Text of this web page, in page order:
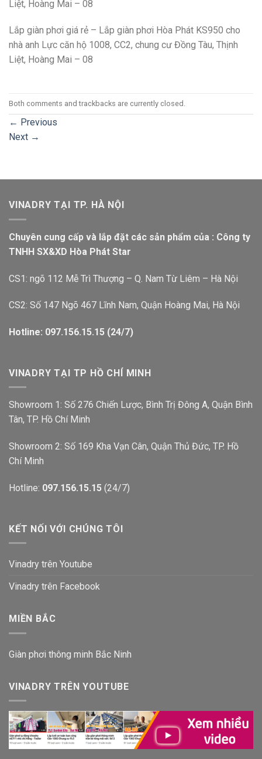
Liệt, Hoàng Mai – 08
Lắp giàn phơi giá rẻ – Lắp giàn phơi Hòa Phát KS950 cho
nhà anh Lực căn hộ 1008, CC2, chung cư Đồng Tàu, Thịnh
Liệt, Hoàng Mai – 08
Both comments and trackbacks are currently closed.
← Previous
Next →
VINADRY TẠI TP. HÀ NỘI
Chuyên cung cấp và lắp đặt các sản phẩm của : Công ty
TNHH SX&XD Hòa Phát Star
CS1: ngõ 112 Mễ Trì Thượng – Q. Nam Từ Liêm – Hà Nội
CS2: Số 147 Ngõ 467 Lĩnh Nam, Quận Hoàng Mai, Hà Nội
Hotline: 097.156.15.15 (24/7)
VINADRY TẠI TP HỒ CHÍ MINH
Showroom 1: Số 276 Chiến Lược, Bình Trị Đông A, Quận Bình
Tân, TP. Hồ Chí Minh
Showroom 2: Số 169 Kha Vạn Cân, Quận Thủ Đức, TP. Hồ
Chí Minh
Hotline: 097.156.15.15 (24/7)
KẾT NỐI VỚI CHÚNG TÔI
Vinadry trên Youtube
Vinadry trên Facebook
MIỀN BẮC
Giàn phơi thông minh Bắc Ninh
VINADRY TRÊN YOUTUBE